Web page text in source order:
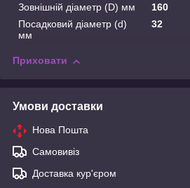
Зовнішній діаметр (D) мм
160
Посадковий діаметр (d)
мм
32
Приховати
Умови доставки
Нова Пошта
Самовивіз
Доставка кур'єром